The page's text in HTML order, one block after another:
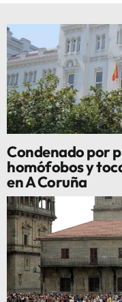
Condenado por
homófobos y
en A Coruña